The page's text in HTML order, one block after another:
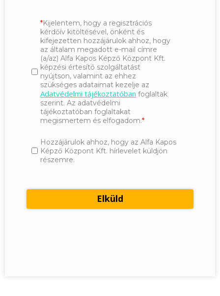
Kijelentem, hogy a regisztrációs
kérdőív kitöltésével, önként és
kifejezetten hozzájárulok ahhoz, hogy
az általam megadott e-mail címre
(a/az) Alfa Kapos Képző Központ Kft.
képzési értesítő szolgáltatást
nyújtson, valamint az ehhez
szükséges adataimat kezelje az
Adatvédelmi tájékoztatóban foglaltak
szerint. Az adatvédelmi
tájékoztatóban foglaltakat
megismertem és elfogadom.
Hozzájárulok ahhoz, hogy az Alfa Kapos
Képző Központ Kft. hírlevelet küldjön
részemre.